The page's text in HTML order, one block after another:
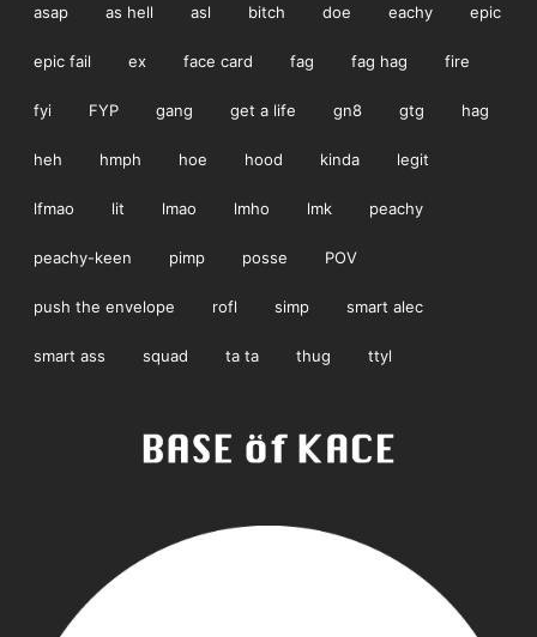
asap as hell asl bitch doe eachy epic
epic fail ex face card fag fag hag fire
fyi FYP gang get a life gn8 gtg hag
heh hmph hoe hood kinda legit
lfmao lit lmao lmho lmk peachy
peachy-keen pimp posse POV
push the envelope rofl simp smart alec
smart ass squad ta ta thug ttyl